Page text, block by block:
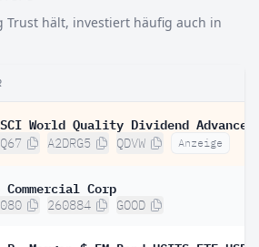
Trust hält, investiert häufig auch in
A2DRG5 QDVW Anzeige
Corp
260884 GOOD